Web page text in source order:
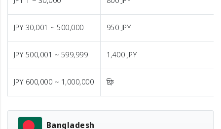
JPY 30,001 ~ 500,000 950 JPY
JPY 500,001 ~ 599,999 1,400 JPY
JPY 600,000 ~ 1,000,000 ফ্রি
Bangladesh